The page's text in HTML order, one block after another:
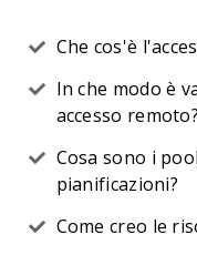
Che cos'è
In che modo è
accesso remoto?
Cosa sono i
pianificazioni?
Come creo le